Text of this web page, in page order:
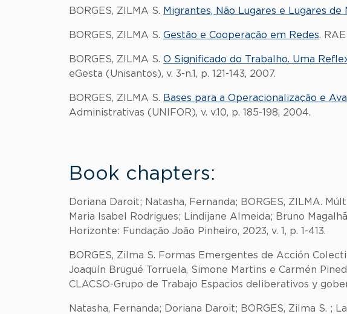
BORGES, ZILMA S. Migrantes, Não Lugares e Lugares de
BORGES, ZILMA S. Gestão e Cooperação em Redes.
BORGES, ZILMA S. O Significado do Trabalho. Uma
eGesta (Unisantos), v. 3-n.1, p. 121-143, 2007.
BORGES, ZILMA S. Bases para a Operacionalização e
Administrativas (UNIFOR), v. v.10, p. 185-198, 2004.
Book chapters:
Doriana Daroit; Natasha, Fernanda; BORGES, ZILMA.
Maria Isabel Rodrigues; Lindijane Almeida; Bruno
Horizonte: Fundação João Pinheiro, 2023, v. 1, p. 1-413.
BORGES, Zilma S. Formas Emergentes de Acción
Joaquín Brugué Torruela, Simone Martins e Carmén
CLACSO-Grupo de Trabajo Espacios deliberativos y
Natasha, Fernanda; Doriana Daroit; BORGES, Zilma S. ;